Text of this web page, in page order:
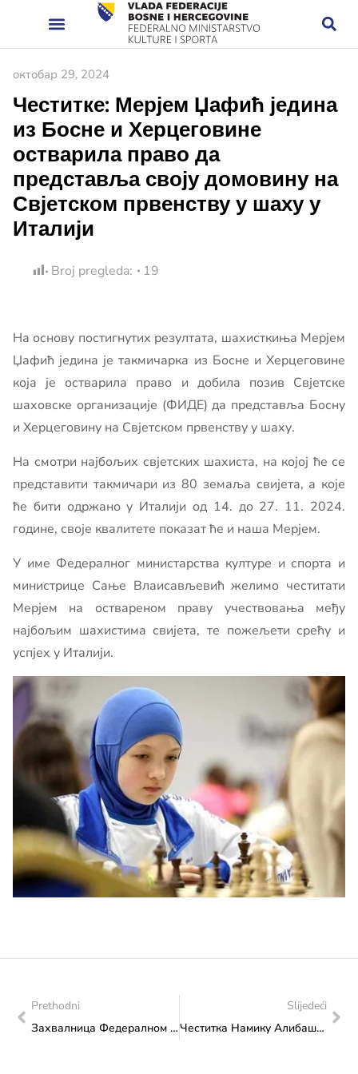
октобар 29, 2024
Честитке: Мерјем Џафић једина
из Босне и Херцеговине
остварила право да
представља своју домовину на
Свјетском првенству у шаху у
Италији
Broj pregleda: 19
На основу постигнутих резултата, шахисткиња Мерјем
Џафић једина је такмичарка из Босне и Херцеговине
која је остварила право и добила позив Свјетске
шаховске организације (ФИДЕ) да представља Босну
и Херцеговину на Свјетском првенству у шаху.
На смотри најбољих свјетских шахиста, на којој ће се
представити такмичари из 80 земаља свијета, а које
ће бити одржано у Италији од 14. до 27. 11. 2024.
године, своје квалитете показат ће и наша Мерјем.
У име Федералног министарства културе и спорта и
министрице Сање Влаисављевић желимо честитати
Мерјем на оствареном праву учествовања међу
најбољим шахистима свијета, те пожељети срећу и
успјех у Италији.
Prethodni
Захвалница Федералном министарству културе и спорта за подршку и суфинансирање 54. Међународне ликовне колоније „Крушница“
Slijedeći
Честитка Намику Алибашићу на врхунском успјеху оствареном на Европском „но ги“ првенству у Риму